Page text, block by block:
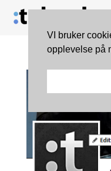
VI bruker
opplevelse på